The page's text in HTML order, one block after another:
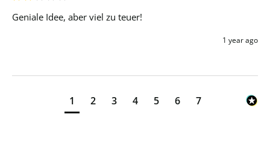
Geniale Idee, aber viel zu teuer!
1 year ago
1 2 3 4 5 6 7